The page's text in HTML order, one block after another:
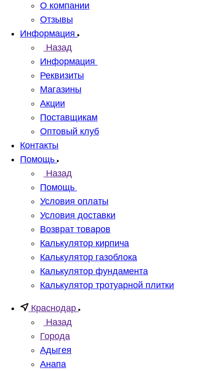
О компании
Отзывы
Информация
Назад
Информация
Реквизиты
Магазины
Акции
Поставщикам
Оптовый клуб
Контакты
Помощь
Назад
Помощь
Условия оплаты
Условия доставки
Возврат товаров
Калькулятор кирпича
Калькулятор газоблока
Калькулятор фундамента
Калькулятор тротуарной плитки
Краснодар
Назад
Города
Адыгея
Анапа